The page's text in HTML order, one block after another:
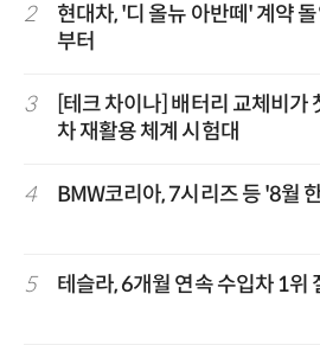
2
현대차, '디 올뉴 아반떼' 계약
부터
3
[테크 차이나] 배터리 교체비
차 재활용 체계 시험대
4 BMW코리아, 7시리즈 등 '8월
5 테슬라, 6개월 연속 수입차 1위